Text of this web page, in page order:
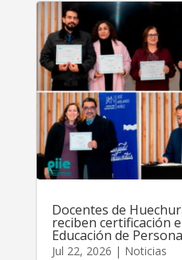
Docentes de
reciben certificación
Educación de
Jul 22, 2026 | Noticias